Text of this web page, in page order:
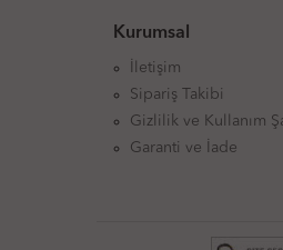
Kurumsal
İletişim
Sipariş Takibi
Gizlilik ve Kullanım
Garanti ve İade